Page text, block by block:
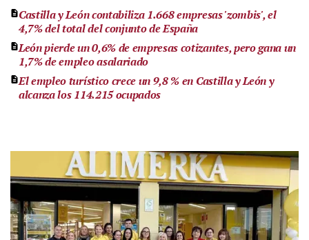
Castilla y León contabiliza 1.668 empresas 'zombis', el
4,7% del total del conjunto de España
León pierde un 0,6% de empresas cotizantes, pero gana un
1,7% de empleo asalariado
El empleo turístico crece un 9,8 % en Castilla y León y
alcanza los 114.215 ocupados